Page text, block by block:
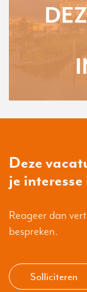
Deze
je
Reageer dan
bespreken.
Solliciteren